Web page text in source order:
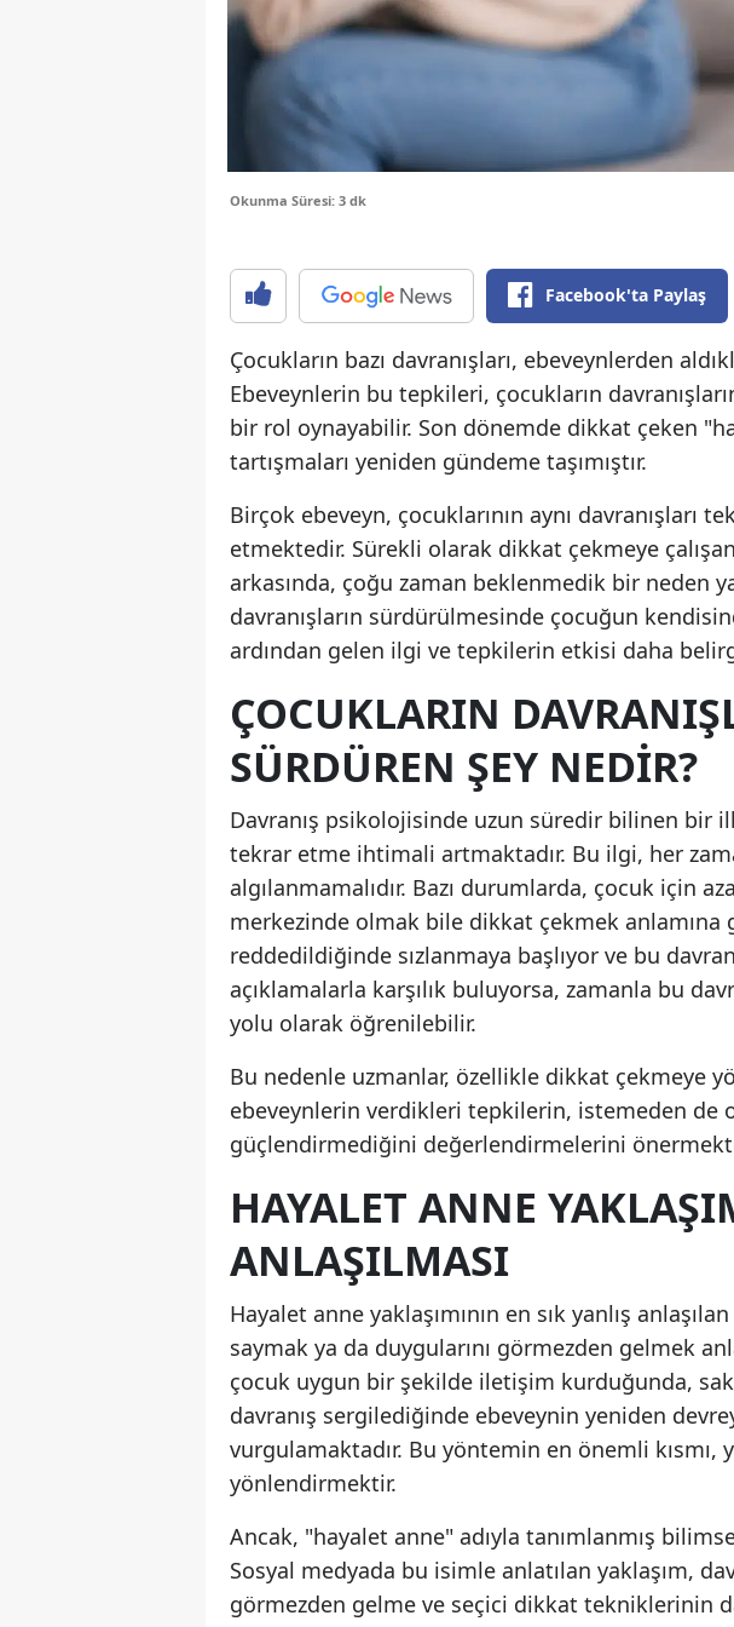
Erzincan
Giresun
Hakkari
Isparta
Mersin
Kars
Kayseri
Kırklareli
Muğla
Muş
Rize
Sakarya
Okunma Süresi: 3 dk
Facebook'ta Paylaş
Çocukların bazı davranışları, ebeveynlerden
Ebeveynlerin bu tepkileri, çocukların
bir rol oynayabilir. Son dönemde dikkat çeken
tartışmaları yeniden gündeme taşımıştır.
Birçok ebeveyn, çocuklarının aynı davranışları
etmektedir. Sürekli olarak dikkat çekmeye
arkasında, çoğu zaman beklenmedik bir neden
davranışların sürdürülmesinde çocuğun
ardından gelen ilgi ve tepkilerin etkisi daha
ÇOCUKLARIN
SÜRDÜREN ŞEY NEDIR?
Davranış psikolojisinde uzun süredir bilinen bir
tekrar etme ihtimali artmaktadır. Bu ilgi, her
algılanmamalıdır. Bazı durumlarda, çocuk için
merkezinde olmak bile dikkat çekmek
reddedildiğinde sızlanmaya başlıyor ve bu
açıklamalarla karşılık buluyorsa, zamanla bu
yolu olarak öğrenilebilir.
Bu nedenle uzmanlar, özellikle dikkat çekmeye
ebeveynlerin verdikleri tepkilerin, istemeden de
güçlendirmediğini değerlendirmelerini
HAYALET ANNE
ANLAŞILMASI
Hayalet anne yaklaşımının en sık yanlış
saymak ya da duygularını görmezden gelmek
çocuk uygun bir şekilde iletişim kurduğunda,
davranış sergilediğinde ebeveynin yeniden
vurgulamaktadır. Bu yöntemin en önemli kısmı,
yönlendirmektir.
Ancak, "hayalet anne" adıyla tanımlanmış
Sosyal medyada bu isimle anlatılan yaklaşım,
görmezden gelme ve seçici dikkat tekniklerinin